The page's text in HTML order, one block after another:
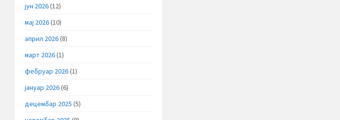
јун 2026(12)
мај 2026(10)
април 2026(8)
март 2026(1)
фебруар 2026(1)
јануар 2026(6)
децембар 2025 (5)